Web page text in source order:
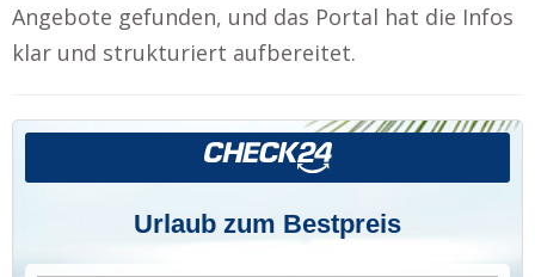
Angebote gefunden, und das Portal hat die Infos
klar und strukturiert aufbereitet.
Urlaub zum Bestpreis